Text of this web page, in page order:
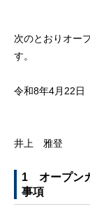
次のとおりオー
す。
令和8年4月22日
支出
関
井上 雅登
1 オープン
事項